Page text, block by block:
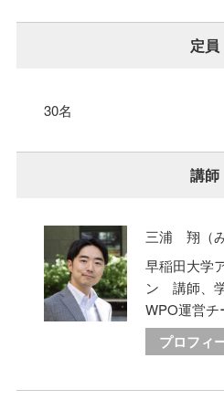
定員
30名
講師
三浦 翔（
早稲田大学
ン 講師、
WPO運営
プロフィ